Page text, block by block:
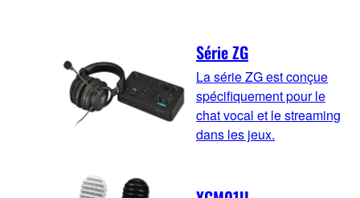
Série ZG
La série ZG est conçue
spécifiquement pour le
chat vocal et le streaming
dans les jeux.